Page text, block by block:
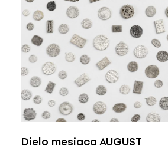
Dielo mesiaca AUGUST